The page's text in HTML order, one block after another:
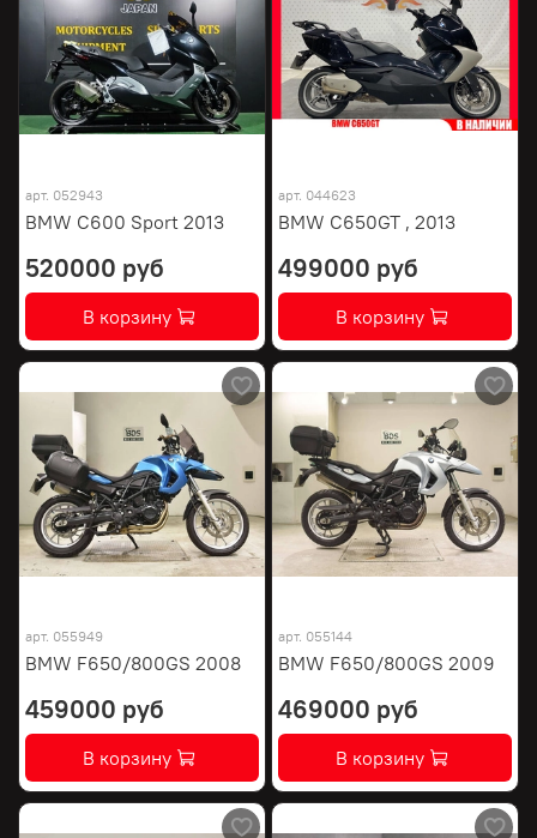
арт. 052943
BMW C600 Sport 2013
520000 руб
В корзину
арт. 044623
BMW C650GT , 2013
499000 руб
В корзину
арт. 055949
BMW F650/800GS 2008
459000 руб
В корзину
арт. 055144
BMW F650/800GS 2009
469000 руб
В корзину